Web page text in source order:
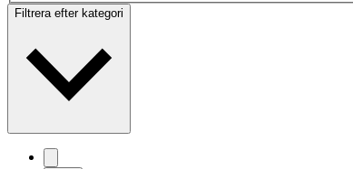
Filtrera efter kategori